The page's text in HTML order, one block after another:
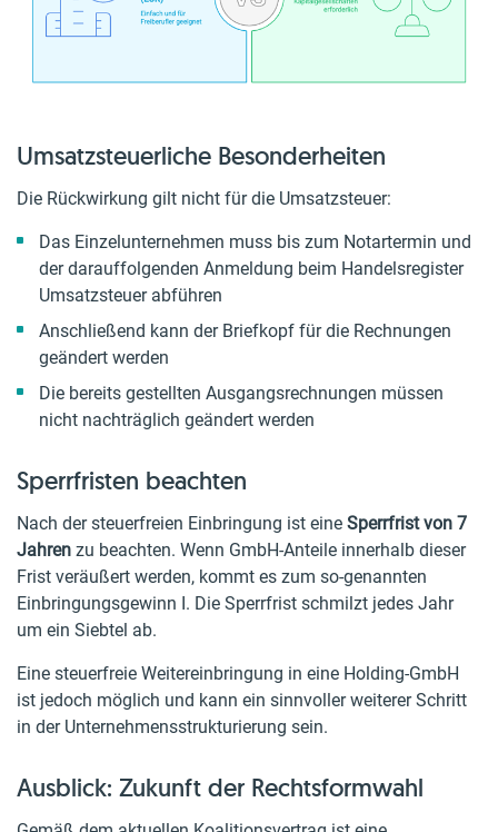
Umsatzsteuerliche Besonderheiten
Die Rückwirkung gilt nicht für die Umsatzsteuer:
Das Einzelunternehmen muss bis zum Notartermin und
der darauffolgenden Anmeldung beim Handelsregister
Umsatzsteuer abführen
Anschließend kann der Briefkopf für die Rechnungen
geändert werden
Die bereits gestellten Ausgangsrechnungen müssen
nicht nachträglich geändert werden
Sperrfristen beachten
Nach der steuerfreien Einbringung ist eine Sperrfrist von 7
Jahren zu beachten. Wenn GmbH-Anteile innerhalb dieser
Frist veräußert werden, kommt es zum so-genannten
Einbringungsgewinn I. Die Sperrfrist schmilzt jedes Jahr
um ein Siebtel ab.
Eine steuerfreie Weitereinbringung in eine Holding-GmbH
ist jedoch möglich und kann ein sinnvoller weiterer Schritt
in der Unternehmensstrukturierung sein.
Ausblick: Zukunft der Rechtsformwahl